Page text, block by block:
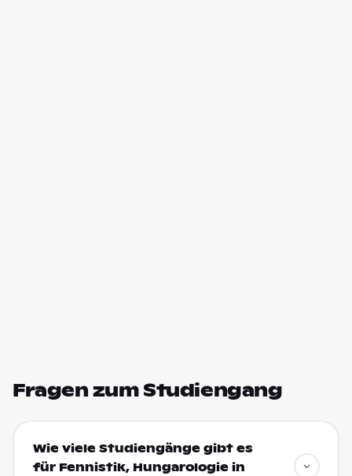
Fragen zum Studiengang
Wie viele Studiengänge gibt es
für Fennistik, Hungarologie in